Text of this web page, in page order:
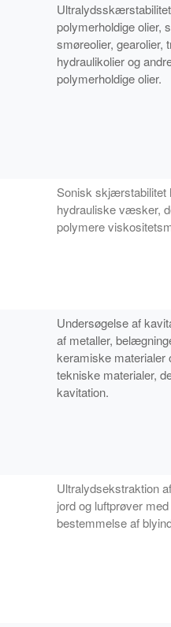
polymerholdige olier,
smøreolier, gearolier,
hydraulikolier og
polymerholdige olier.
Sonisk skjærstabilitet
hydrauliske væsker,
polymere
Undersøgelse af
af metaller,
keramiske materialer
tekniske materialer,
kavitation.
Ultralydsekstraktion
jord og luftprøver
bestemmelse af